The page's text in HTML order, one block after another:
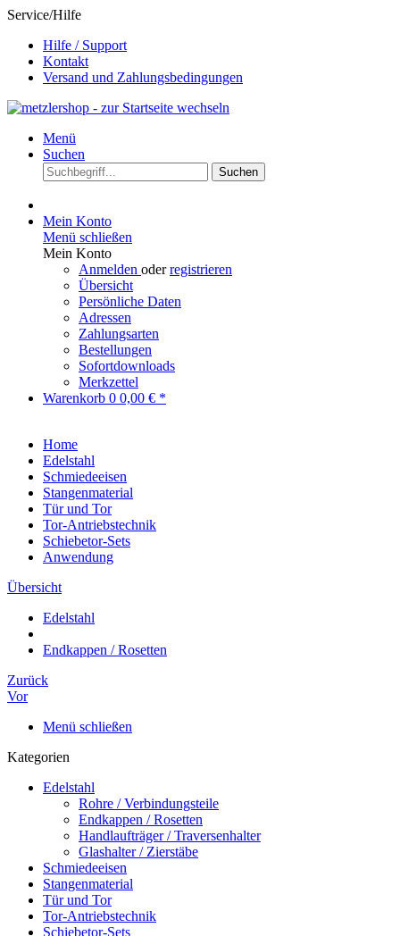
Service/Hilfe
Hilfe / Support
Kontakt
Versand und Zahlungsbedingungen
Menü
Suchen
Suchen
Mein Konto
Menü schließen
Mein Konto
Anmelden oderregistrieren
Übersicht
Persönliche Daten
Adressen
Zahlungsarten
Bestellungen
Sofortdownloads
Merkzettel
Warenkorb 0 0,00 € *
Home
Edelstahl
Schmiedeeisen
Stangenmaterial
Tür und Tor
Tor-Antriebstechnik
Schiebetor-Sets
Anwendung
Übersicht
Edelstahl
Endkappen / Rosetten
Zurück
Vor
Menü schließen
Kategorien
Edelstahl
Rohre / Verbindungsteile
Endkappen / Rosetten
Handlaufträger / Traversenhalter
Glashalter / Zierstäbe
Schmiedeeisen
Stangenmaterial
Tür und Tor
Tor-Antriebstechnik
Schiebetor-Sets